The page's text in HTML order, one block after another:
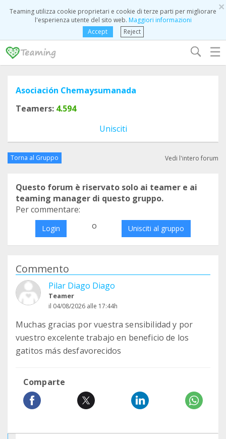
×
Teaming utilizza cookie proprietari e cookie di terze parti per migliorare
l'esperienza utente del sito web. Maggiori informazioni
Accept
Reject
☰
Asociación Chemaysumanada
Teamers: 4.594
Unisciti
Torna al Gruppo Vedi l'intero forum
Questo forum è riservato solo ai teamer e ai
teaming manager di questo gruppo.
Per commentare:
Login o Unisciti al gruppo
Commento
Pilar Diago Diago
Teamer
il 04/08/2026 alle 17:44h
Muchas gracias por vuestra sensibilidad y por
vuestro excelente trabajo en beneficio de los
gatitos más desfavorecidos
Comparte